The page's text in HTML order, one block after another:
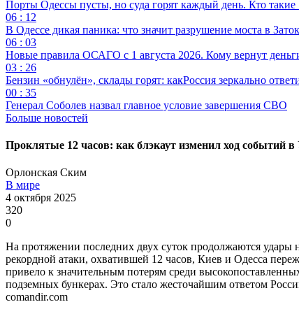
Порты Одессы пусты, но суда горят каждый день. Кто такие
06 : 12
В Одессе дикая паника: что значит разрушение моста в
06 : 03
Новые правила ОСАГО с 1 августа 2026. Кому вернут
03 : 26
Бензин «обнулён», склады горят: какРоссия зеркально
00 : 35
Генерал Соболев назвал главное условие завершения СВО
Больше новостей
Проклятые 12 часов: как блэкаут изменил ход событий в
Орлонская Ским
В мире
4 октября 2025
320
0
На протяжении последних двух суток продолжаются удары
рекордной атаки, охватившей 12 часов, Киев и Одесса
привело к значительным потерям среди
подземных бункерах. Это стало жесточайшим ответом
comandir.com